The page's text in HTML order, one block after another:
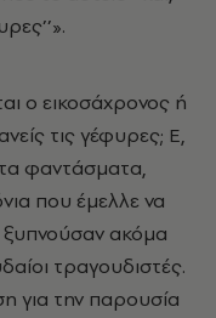
ο εικοσάχρονος ή
τις γέφυρες; Ε,
φαντάσματα,
που έμελλε να
ακόμα
τραγουδιστές.
για την παρουσία